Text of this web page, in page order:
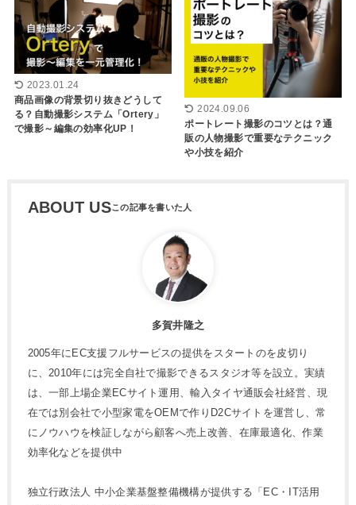
2023.01.24
商品画像の背景切り抜きどうして
る？自動撮影システム「Ortery」
で撮影～編集の効率化UP！
2024.09.06
ポートレート撮影のコツとは？通
販の人物撮影で重要なテクニック
や小技を紹介
ABOUT US
多賀井隆之
2005年にEC支援フルサービスの提供をスタートのを皮切り
に、2010年には完全自社で撮影できるスタジオ等を設立。実績
は、一部上場企業ECサイト運用、輸入タイヤ通販会社経営、現
在では別会社で小型家電をOEMで作りD2Cサイトを運営し、常
にノウハウを検証しながら顧客へ売上改善、在庫最適化、作業
効率化などを提供中
独立行政法人 中小企業基盤整備機構が提供する「EC・IT活用